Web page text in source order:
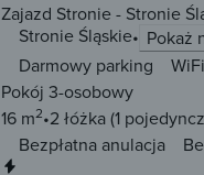
Zajazd Stronie - Stronie
Stronie Śląskie
Pokaż
Darmowy parking
WiFi
Pokój 3-osobowy
16 m2 2 łóżka(1
Bezpłatna anulacja